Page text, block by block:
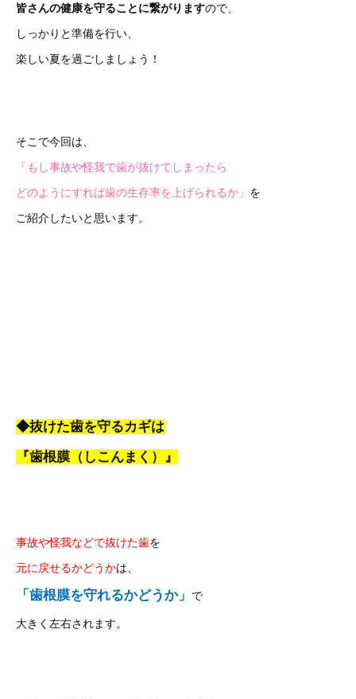
皆さんの健康を守ることに繋がりますので、
しっかりと準備を行い、
楽しい夏を過ごしましょう！
そこで今回は、
「もし事故や怪我で歯が抜けてしまったら
どのようにすれば歯の生存率を上げられるか」 を
ご紹介したいと思います。
◆抜けた歯を守るカギは
『歯根膜（しこんまく）』
事故や怪我などで抜けた歯を
元に戻せるかどうかは、
「歯根膜を守れるかどうか」 で
大きく左右されます。